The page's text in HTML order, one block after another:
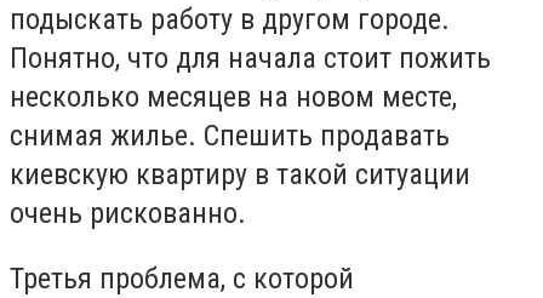
подыскать работу в другом городе.
Понятно, что для начала стоит пожить
несколько месяцев на новом месте,
снимая жилье. Спешить продавать
киевскую квартиру в такой ситуации
очень рискованно.
Третья проблема, с которой